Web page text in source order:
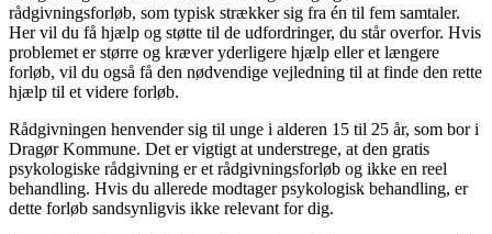
rådgivningsforløb, som typisk strækker sig fra én til fem samtaler.
Her vil du få hjælp og støtte til de udfordringer, du står overfor. Hvis
problemet er større og kræver yderligere hjælp eller et længere
forløb, vil du også få den nødvendige vejledning til at finde den rette
hjælp til et videre forløb.
Rådgivningen henvender sig til unge i alderen 15 til 25 år, som bor i
Dragør Kommune. Det er vigtigt at understrege, at den gratis
psykologiske rådgivning er et rådgivningsforløb og ikke en reel
behandling. Hvis du allerede modtager psykologisk behandling, er
dette forløb sandsynligvis ikke relevant for dig.